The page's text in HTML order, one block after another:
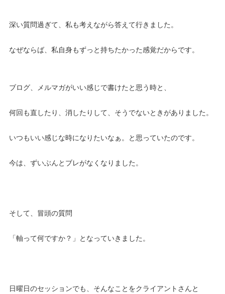
深い質問過ぎて、私も考えながら答えて行きました。
なぜならば、私自身もずっと持ちたかった感覚だからです。
ブログ、メルマガがいい感じで書けたと思う時と、
何回も直したり、消したりして、そうでないときがありました。
いつもいい感じな時になりたいなぁ。と思っていたのです。
今は、ずいぶんとブレがなくなりました。
そして、冒頭の質問
「軸って何ですか？」となっていきました。
日曜日のセッションでも、そんなことをクライアントさんと